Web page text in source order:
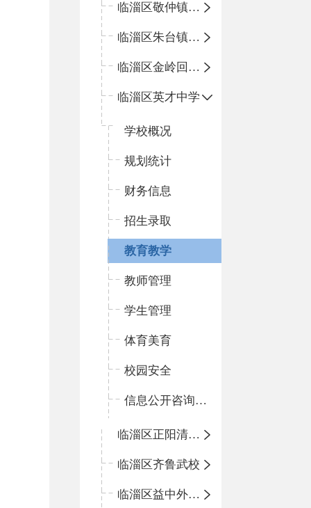
临淄区敬仲镇中心学校
临淄区朱台镇中心学校
临淄区金岭回族镇中心学校
临淄区英才中学
学校概况
规划统计
财务信息
招生录取
教育教学
教师管理
学生管理
体育美育
校园安全
信息公开咨询指南
临淄区正阳清北实验学校
临淄区齐鲁武校
临淄区益中外语学校